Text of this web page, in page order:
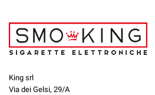
King srl
Via dei Gelsi, 29/A